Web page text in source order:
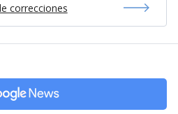
correcciones